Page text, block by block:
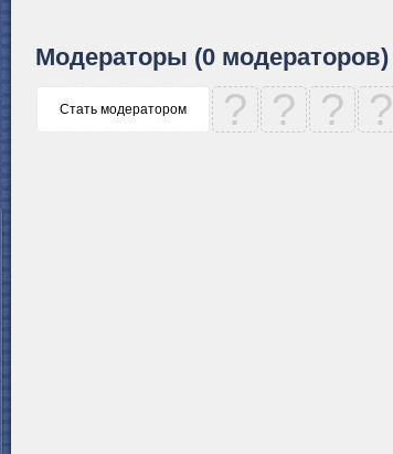
Модераторы (0 модераторов)
Стать модератором ? ? ? ?